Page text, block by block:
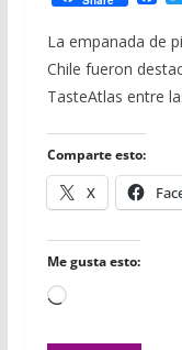
c
e
b
o
La empanada de
Chile fueron
TasteAtlas entre
Comparte esto:
X
Me gusta esto:
Cargando...